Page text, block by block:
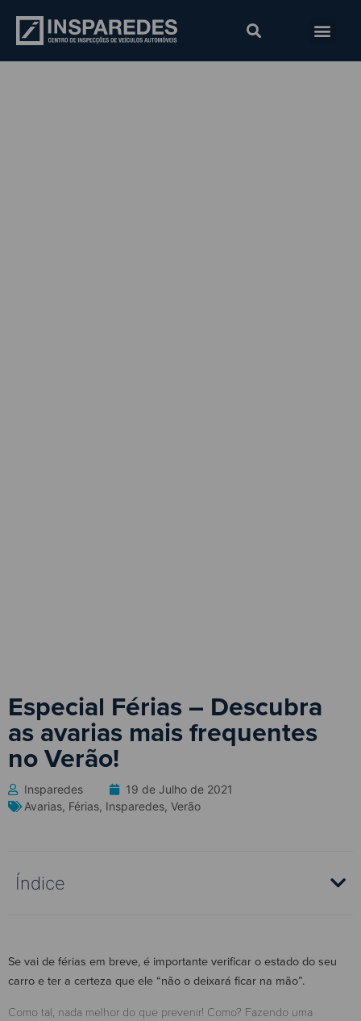
Especial Férias – Descubra
as avarias mais frequentes
no Verão!
Insparedes
19 de Julho de 2021
Avarias, Férias, Insparedes, Verão
Índice
Se vai de férias em breve, é importante verificar o estado do seu
carro e ter a certeza que ele “não o deixará ficar na mão”.
Como tal, nada melhor do que prevenir! Como? Fazendo uma